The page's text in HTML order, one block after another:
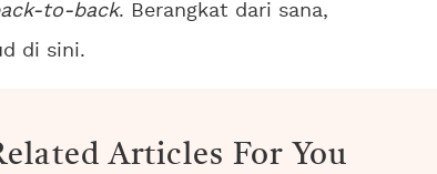
to-back. Berangkat dari sana,
di sini.
Articles For You